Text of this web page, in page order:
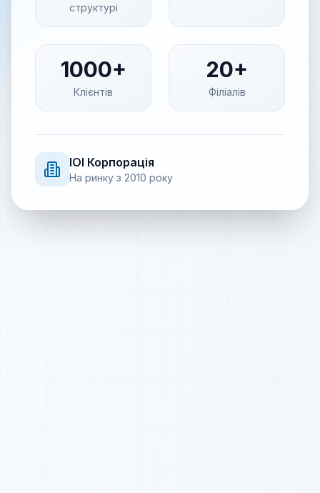
структурі
1000+
Клієнтів
20+
Філіалів
IOI Корпорація
На ринку з 2010 року